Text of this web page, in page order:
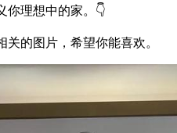
你理想中的家。👇
的图片，希望你能喜欢。